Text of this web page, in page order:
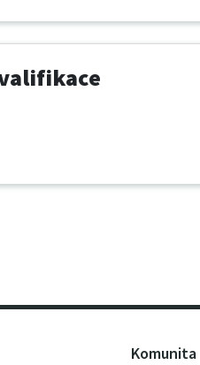
Komunita